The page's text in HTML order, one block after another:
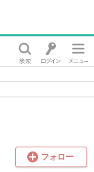
フォロー